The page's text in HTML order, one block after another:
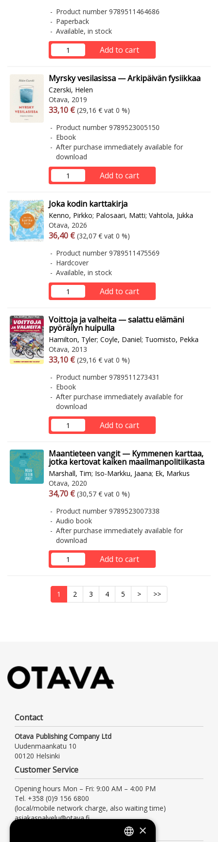
Product number 9789511464686
Paperback
Available, in stock
Add to cart
Myrsky vesilasissa — Arkipäivän fysiikkaa
Czerski, Helen
Otava, 2019
Arvonlisäverollinen hinta
33,10 € Excl. vat
(29,16 € vat 0 %)
Product number 9789523005150
Ebook
After purchase immediately available for
download
Add to cart
Joka kodin karttakirja
Kenno, Pirkko; Palosaari, Matti; Vahtola, Jukka
Otava, 2026
Arvonlisäverollinen hinta
36,40 € Excl. vat
(32,07 € vat 0 %)
Product number 9789511475569
Hardcover
Available, in stock
Add to cart
Voittoja ja valheita — salattu elämäni
pyöräilyn huipulla
Hamilton, Tyler; Coyle, Daniel; Tuomisto, Pekka
Otava, 2013
Arvonlisäverollinen hinta
33,10 € Excl. vat
(29,16 € vat 0 %)
Product number 9789511273431
Ebook
After purchase immediately available for
download
Add to cart
Maantieteen vangit — Kymmenen karttaa,
jotka kertovat kaiken maailmanpolitiikasta
Marshall, Tim; Iso-Markku, Jaana; Ek, Markus
Otava, 2020
Arvonlisäverollinen hinta
34,70 € Excl. vat
(30,57 € vat 0 %)
Product number 9789523007338
Audio book
After purchase immediately available for
download
Add to cart
1 2 3 4 5 > >>
Contact
Otava Publishing Company Ltd
Uudenmaankatu 10
00120 Helsinki
Customer Service
Opening hours Mon – Fri: 9:00 AM – 4:00 PM
Tel. +358 (0)9 156 6800
(local/mobile network charge, also waiting time)
asiakaspalvelu@otava.fi
×